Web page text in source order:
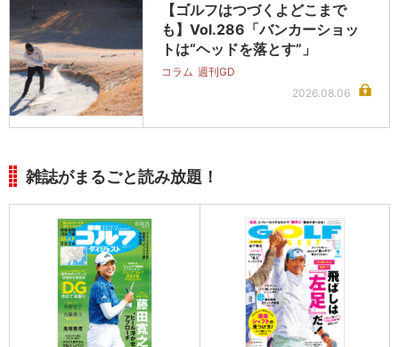
【ゴルフはつづくよどこまで
も】Vol.286「バンカーショッ
トは“ヘッドを落とす”」
コラム 週刊GD
2026.08.06
雑誌がまるごと読み放題！